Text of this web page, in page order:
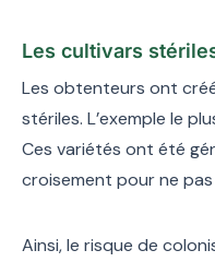
Les cultivars
Les obtenteurs ont
stériles. L’exemple le
Ces variétés ont été
croisement pour ne
Ainsi, le risque de